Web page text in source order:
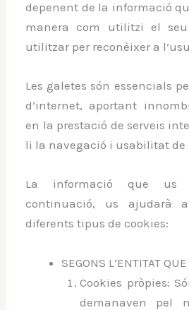
depenent de la informació
manera com utilitzi el
utilitzar per reconèixer a
Les galetes són essencials
d’internet, aportant
en la prestació de serveis
li la navegació i usabilitat de
La informació que us
continuació, us ajudarà
diferents tipus de cookies:
SEGONS L’ENTITAT
Cookies pròpies:
demanaven pel